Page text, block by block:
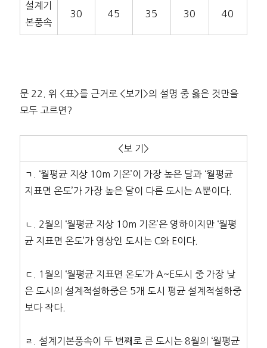
설계기
본풍속
30 45 35 30 40
문 22. 위 <표>를 근거로 <보기>의 설명 중 옳은 것만을
모두 고르면?
<보 기>
ㄱ. ‘월평균 지상 10m 기온’이 가장 높은 달과 ‘월평균
지표면 온도’가 가장 높은 달이 다른 도시는 A뿐이다.
ㄴ. 2월의 ‘월평균 지상 10m 기온’은 영하이지만 ‘월평
균 지표면 온도’가 영상인 도시는 C와 E이다.
ㄷ. 1월의 ‘월평균 지표면 온도’가 A~E도시 중 가장 낮
은 도시의 설계적설하중은 5개 도시 평균 설계적설하중
보다 작다.
ㄹ. 설계기본풍속이 두 번째로 큰 도시는 8월의 ‘월평균